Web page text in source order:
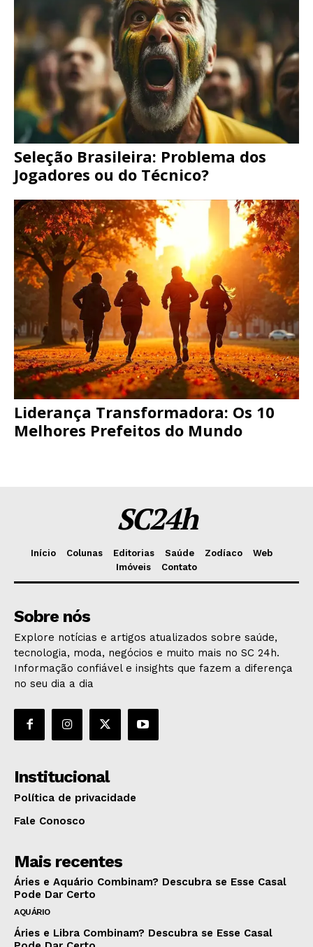
Seleção Brasileira: Problema dos
Jogadores ou do Técnico?
Liderança Transformadora: Os 10
Melhores Prefeitos do Mundo
SC24h
Início Colunas Editorias Saúde Zodíaco
Web
Imóveis
Contato
Sobre nós
Explore notícias e artigos atualizados sobre saúde,
tecnologia, moda, negócios e muito mais no SC 24h.
Informação confiável e insights que fazem a diferença
no seu dia a dia
Institucional
Política de privacidade
Fale Conosco
Mais recentes
Áries e Aquário Combinam? Descubra se Esse Casal
Pode Dar Certo
AQUÁRIO
Áries e Libra Combinam? Descubra se Esse Casal